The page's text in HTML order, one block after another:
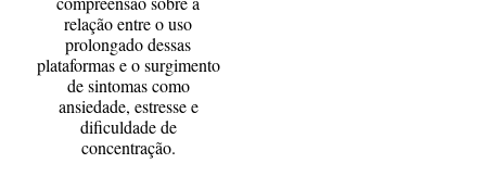
relação entre o uso
prolongado dessas
plataformas e o surgimento
de sintomas como
ansiedade, estresse e
dificuldade de
concentração.